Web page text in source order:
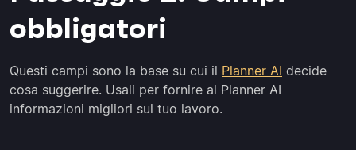
obbligatori
Questi campi sono la base su cui il Planner AI decide
cosa suggerire. Usali per fornire al Planner AI
informazioni migliori sul tuo lavoro.